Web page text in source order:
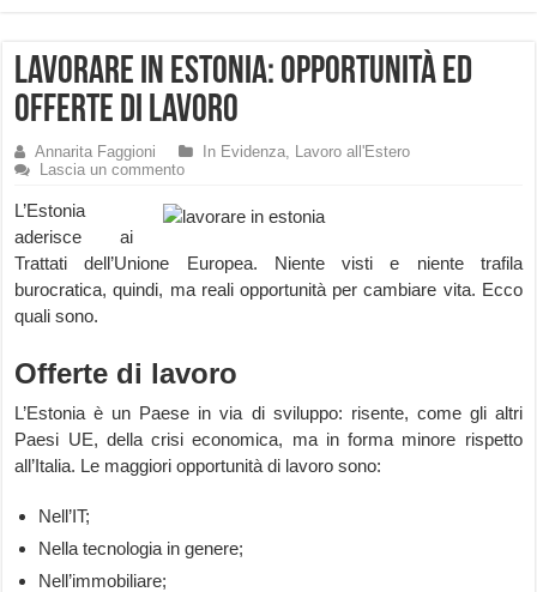
Lavorare in Estonia: opportunità ed
offerte di lavoro
Annarita Faggioni In Evidenza, Lavoro all'Estero
Lascia un commento
L’Estonia
aderisce ai
Trattati dell’Unione Europea. Niente visti e niente trafila
burocratica, quindi, ma reali opportunità per cambiare vita. Ecco
quali sono.
Offerte di lavoro
L’Estonia è un Paese in via di sviluppo: risente, come gli altri
Paesi UE, della crisi economica, ma in forma minore rispetto
all’Italia. Le maggiori opportunità di lavoro sono:
Nell’IT;
Nella tecnologia in genere;
Nell’immobiliare;